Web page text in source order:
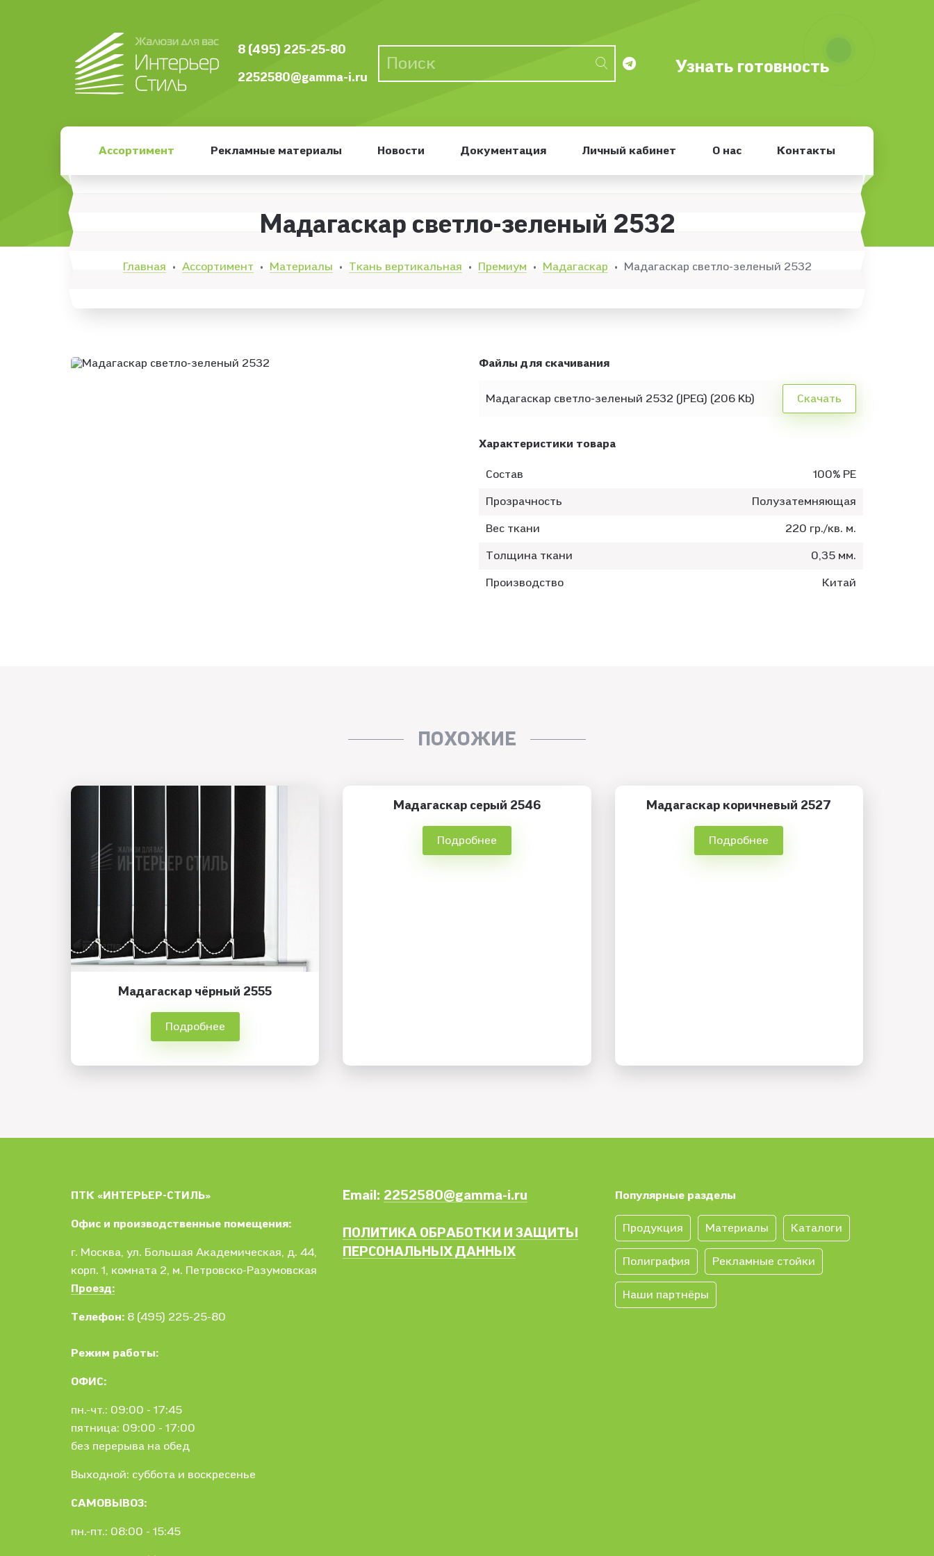
8 (495) 225-25-80
2252580@gamma-i.ru
Узнать готовность
Ассортимент Рекламные материалы Новости Документация Личный кабинет О нас Контакты
Мадагаскар светло-зеленый 2532
Главная • Ассортимент • Материалы • Ткань вертикальная • Премиум • Мадагаскар • Мадагаскар светло-зеленый 2532
Файлы для скачивания
Мадагаскар светло-зеленый 2532 (JPEG) (206 Kb) Скачать
Характеристики товара
Состав 100% PE
Прозрачность Полузатемняющая
Вес ткани 220 гр./кв. м.
Толщина ткани 0,35 мм.
Производство Китай
ПОХОЖИЕ
Мадагаскар чёрный 2555
Подробнее
Мадагаскар серый 2546
Подробнее
Мадагаскар коричневый 2527
Подробнее
ПТК «ИНТЕРЬЕР-СТИЛЬ»
Офис и производственные помещения:
г. Москва, ул. Большая Академическая, д. 44,
корп. 1, комната 2, м. Петровско-Разумовская
Проезд:
Телефон: 8 (495) 225-25-80
Режим работы:
ОФИС:
пн.-чт.: 09:00 - 17:45
пятница: 09:00 - 17:00
без перерыва на обед
Выходной: суббота и воскресенье
САМОВЫВОЗ:
пн.-пт.: 08:00 - 15:45
Email: 2252580@gamma-i.ru
ПОЛИТИКА ОБРАБОТКИ И ЗАЩИТЫ
ПЕРСОНАЛЬНЫХ ДАННЫХ
Популярные разделы
Продукция Материалы Каталоги
Полиграфия Рекламные стойки
Наши партнёры